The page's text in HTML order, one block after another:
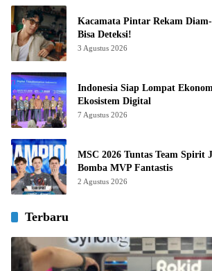
Kacamata Pintar Rekam
Bisa Deteksi!
3 Agustus 2026
Indonesia Siap Lompat
Ekosistem Digital
7 Agustus 2026
MSC 2026 Tuntas Team Spirit
Bomba MVP Fantastis
2 Agustus 2026
Terbaru